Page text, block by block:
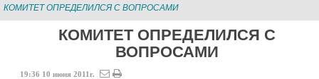
КОМИТЕТ ОПРЕДЕЛИЛСЯ С ВОПРОСАМИ
КОМИТЕТ ОПРЕДЕЛИЛСЯ С
ВОПРОСАМИ
19:36 10 июня 2011г.